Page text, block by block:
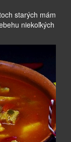
starých mám
niekoľkých